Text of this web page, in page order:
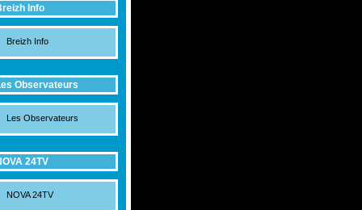
Info
Breizh Info
Observateurs
Les Observateurs
24TV
NOVA 24TV